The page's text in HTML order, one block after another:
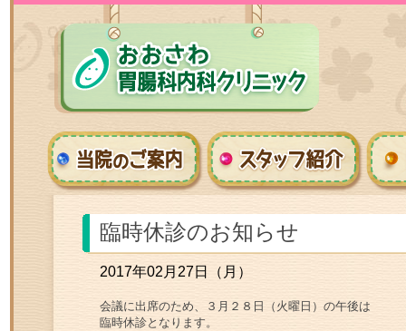
臨時休診のお知らせ
2017年02月27日（月）
会議に出席のため、３月２８日（火曜日）の午後は
臨時休診となります。